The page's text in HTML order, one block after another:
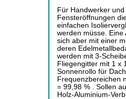
Für Handwerker
Fensteröffnungen
einfachen
werden müsse. Eine
sich aber mit einer
deren
werden mit 3-
Fliegengitter mit 1 x
Sonnenrollo für
Frequenzbereichen
= 99,98 % . Sollen
Holz-Aluminium-